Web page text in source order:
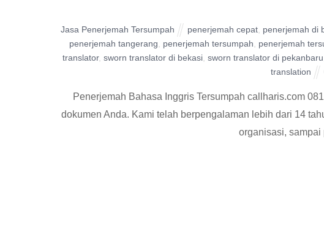
Jasa Penerjemah Tersumpah penerjemah cepat penerjemah di
penerjemah tangerang
penerjemah tersumpah penerjemah
translator,sworn translator di bekasi ,sworn translator di pekanbaru
translation
Penerjemah Bahasa Inggris Tersumpah callharis.com
dokumen Anda. Kami telah berpengalaman lebih dari 14
organisasi, sampai